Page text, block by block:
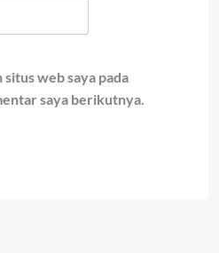
situs web saya pada
saya berikutnya.